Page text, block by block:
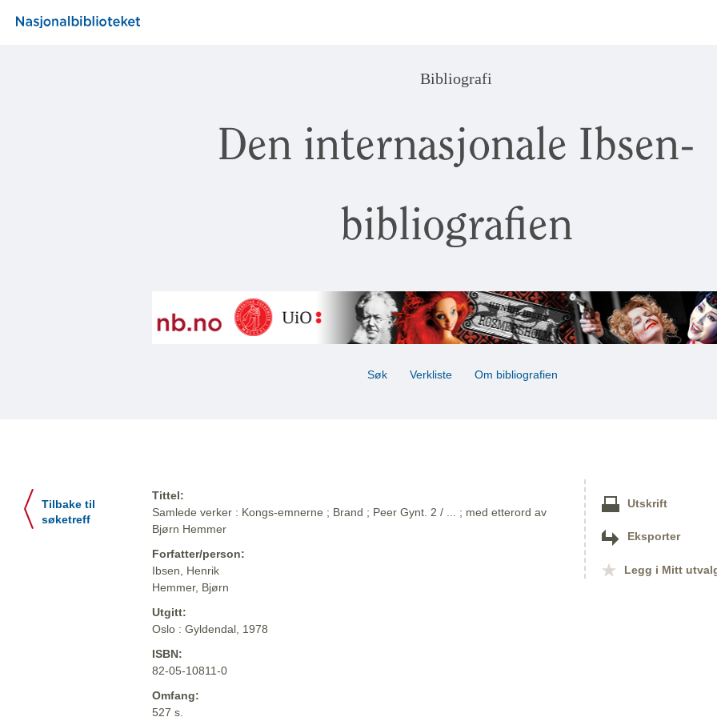
Bibliografi
Den internasjonale Ibsen-
bibliografien
Søk Verkliste Om bibliografien
Tilbake til
søketreff
Tittel:
Samlede verker : Kongs-emnerne ; Brand ; Peer Gynt. 2 / ... ; med etterord av
Bjørn Hemmer
Forfatter/person:
Ibsen, Henrik
Hemmer, Bjørn
Utgitt:
Oslo : Gyldendal, 1978
ISBN:
82-05-10811-0
Omfang:
527 s.
Utskrift
Eksporter
Legg i Mitt